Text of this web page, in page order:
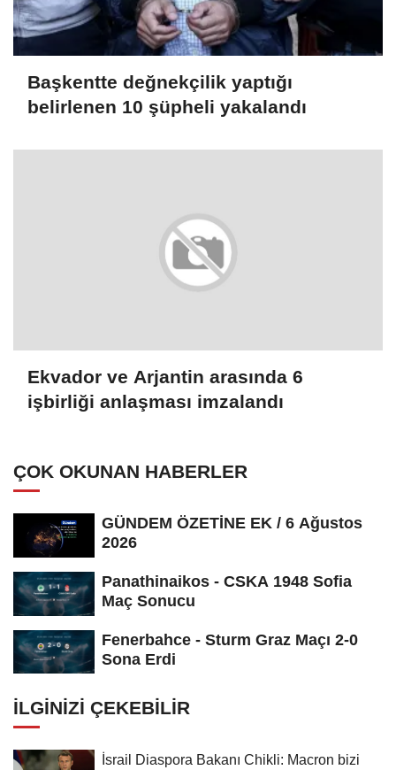
Başkentte değnekçilik yaptığı
belirlenen 10 şüpheli yakalandı
Ekvador ve Arjantin arasında 6
işbirliği anlaşması imzalandı
ÇOK OKUNAN HABERLER
GÜNDEM ÖZETİNE EK / 6 Ağustos
2026
Panathinaikos - CSKA 1948 Sofia
Maç Sonucu
Fenerbahce - Sturm Graz Maçı 2-0
Sona Erdi
İLGINIZI ÇEKEBILIR
İsrail Diaspora Bakanı Chikli: Macron bizi